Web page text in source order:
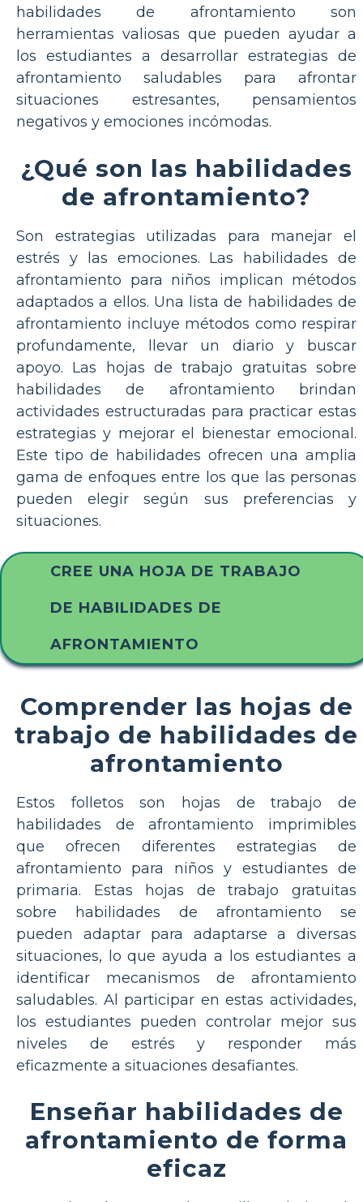
habilidades de afrontamiento son
herramientas valiosas que pueden ayudar a
los estudiantes a desarrollar estrategias de
afrontamiento saludables para afrontar
situaciones estresantes, pensamientos
negativos y emociones incómodas.
¿Qué son las habilidades
de afrontamiento?
Son estrategias utilizadas para manejar el
estrés y las emociones. Las habilidades de
afrontamiento para niños implican métodos
adaptados a ellos. Una lista de habilidades de
afrontamiento incluye métodos como respirar
profundamente, llevar un diario y buscar
apoyo. Las hojas de trabajo gratuitas sobre
habilidades de afrontamiento brindan
actividades estructuradas para practicar estas
estrategias y mejorar el bienestar emocional.
Este tipo de habilidades ofrecen una amplia
gama de enfoques entre los que las personas
pueden elegir según sus preferencias y
situaciones.
CREE UNA HOJA DE TRABAJO
DE HABILIDADES DE
AFRONTAMIENTO
Comprender las hojas de
trabajo de habilidades de
afrontamiento
Estos folletos son hojas de trabajo de
habilidades de afrontamiento imprimibles
que ofrecen diferentes estrategias de
afrontamiento para niños y estudiantes de
primaria. Estas hojas de trabajo gratuitas
sobre habilidades de afrontamiento se
pueden adaptar para adaptarse a diversas
situaciones, lo que ayuda a los estudiantes a
identificar mecanismos de afrontamiento
saludables. Al participar en estas actividades,
los estudiantes pueden controlar mejor sus
niveles de estrés y responder más
eficazmente a situaciones desafiantes.
Enseñar habilidades de
afrontamiento de forma
eficaz